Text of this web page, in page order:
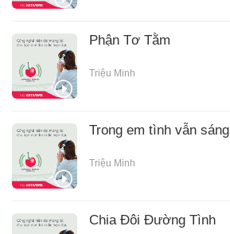
Phận Tơ Tằm
Triệu Minh
Trong em tình vẫn sáng
Triệu Minh
Chia Đôi Đường Tình